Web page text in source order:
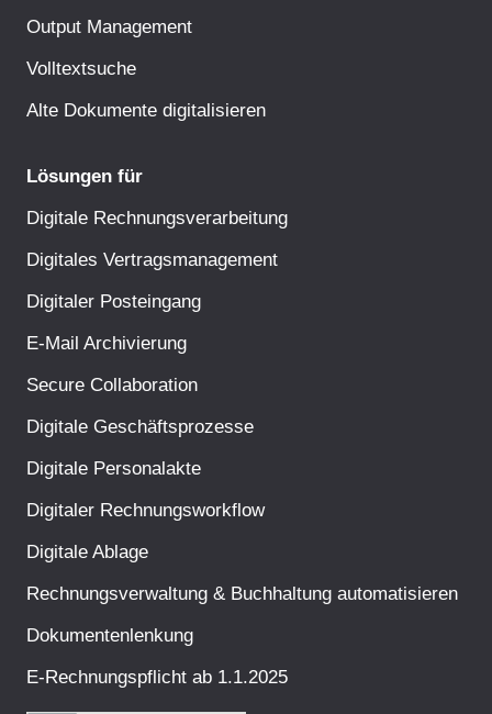
Output Management
Volltextsuche
Alte Dokumente digitalisieren
Lösungen für
Digitale Rechnungsverarbeitung
Digitales Vertragsmanagement
Digitaler Posteingang
E-Mail Archivierung
Secure Collaboration
Digitale Geschäftsprozesse
Digitale Personalakte
Digitaler Rechnungsworkflow
Digitale Ablage
Rechnungsverwaltung & Buchhaltung automatisieren
Dokumentenlenkung
E-Rechnungspflicht ab 1.1.2025